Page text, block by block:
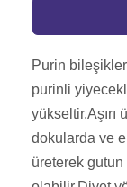
Purin
purinli
yükseltir.Aşırı
dokularda ve
üreterek gutun